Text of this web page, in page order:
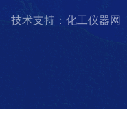
技术支持：化工仪器网